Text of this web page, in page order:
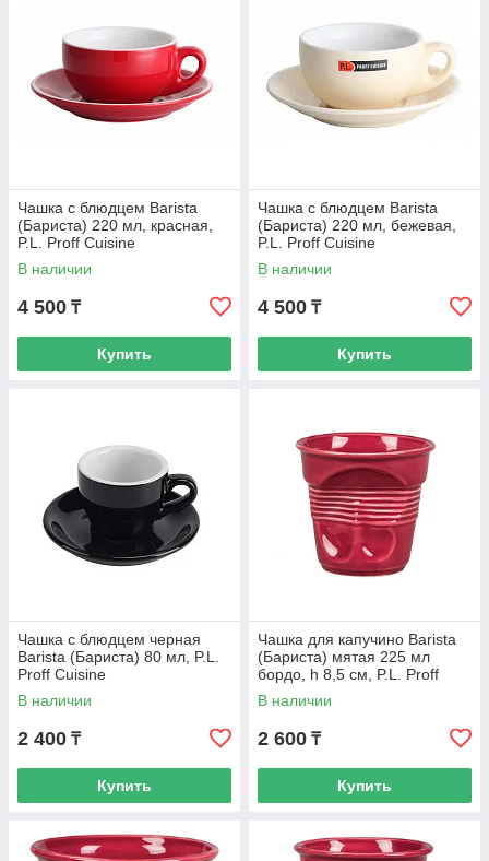
Чашка с блюдцем Barista
(Бариста) 220 мл, красная,
P.L. Proff Cuisine
В наличии
4 500 ₸
Купить
Чашка с блюдцем Barista
(Бариста) 220 мл, бежевая,
P.L. Proff Cuisine
В наличии
4 500 ₸
Купить
Чашка с блюдцем черная
Barista (Бариста) 80 мл, P.L.
Proff Cuisine
В наличии
2 400 ₸
Купить
Чашка для капучино Barista
(Бариста) мятая 225 мл
бордо, h 8,5 см, P.L. Proff
Cuisine
В наличии
2 600 ₸
Купить